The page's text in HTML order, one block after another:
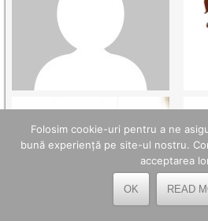
Folosim cookie-uri pentru a ne
bună experiență pe site-ul nostru.
acceptarea
OK READ